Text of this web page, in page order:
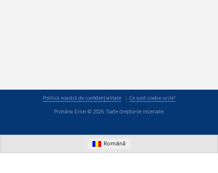
Politica noastră de confidențialitate
Ce sunt cookie-urile?
Primăria Ernei © 2026. Toate drepturile rezervate.
Română